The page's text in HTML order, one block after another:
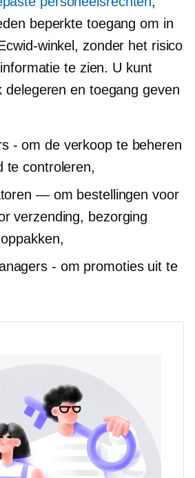
beperkte toegang om in
winkel, zonder het risico
te zien. U kunt
delegeren en toegang geven
- om de verkoop te beheren
te controleren,
— om bestellingen voor
verzending, bezorging
oppakken,
- om promoties uit te